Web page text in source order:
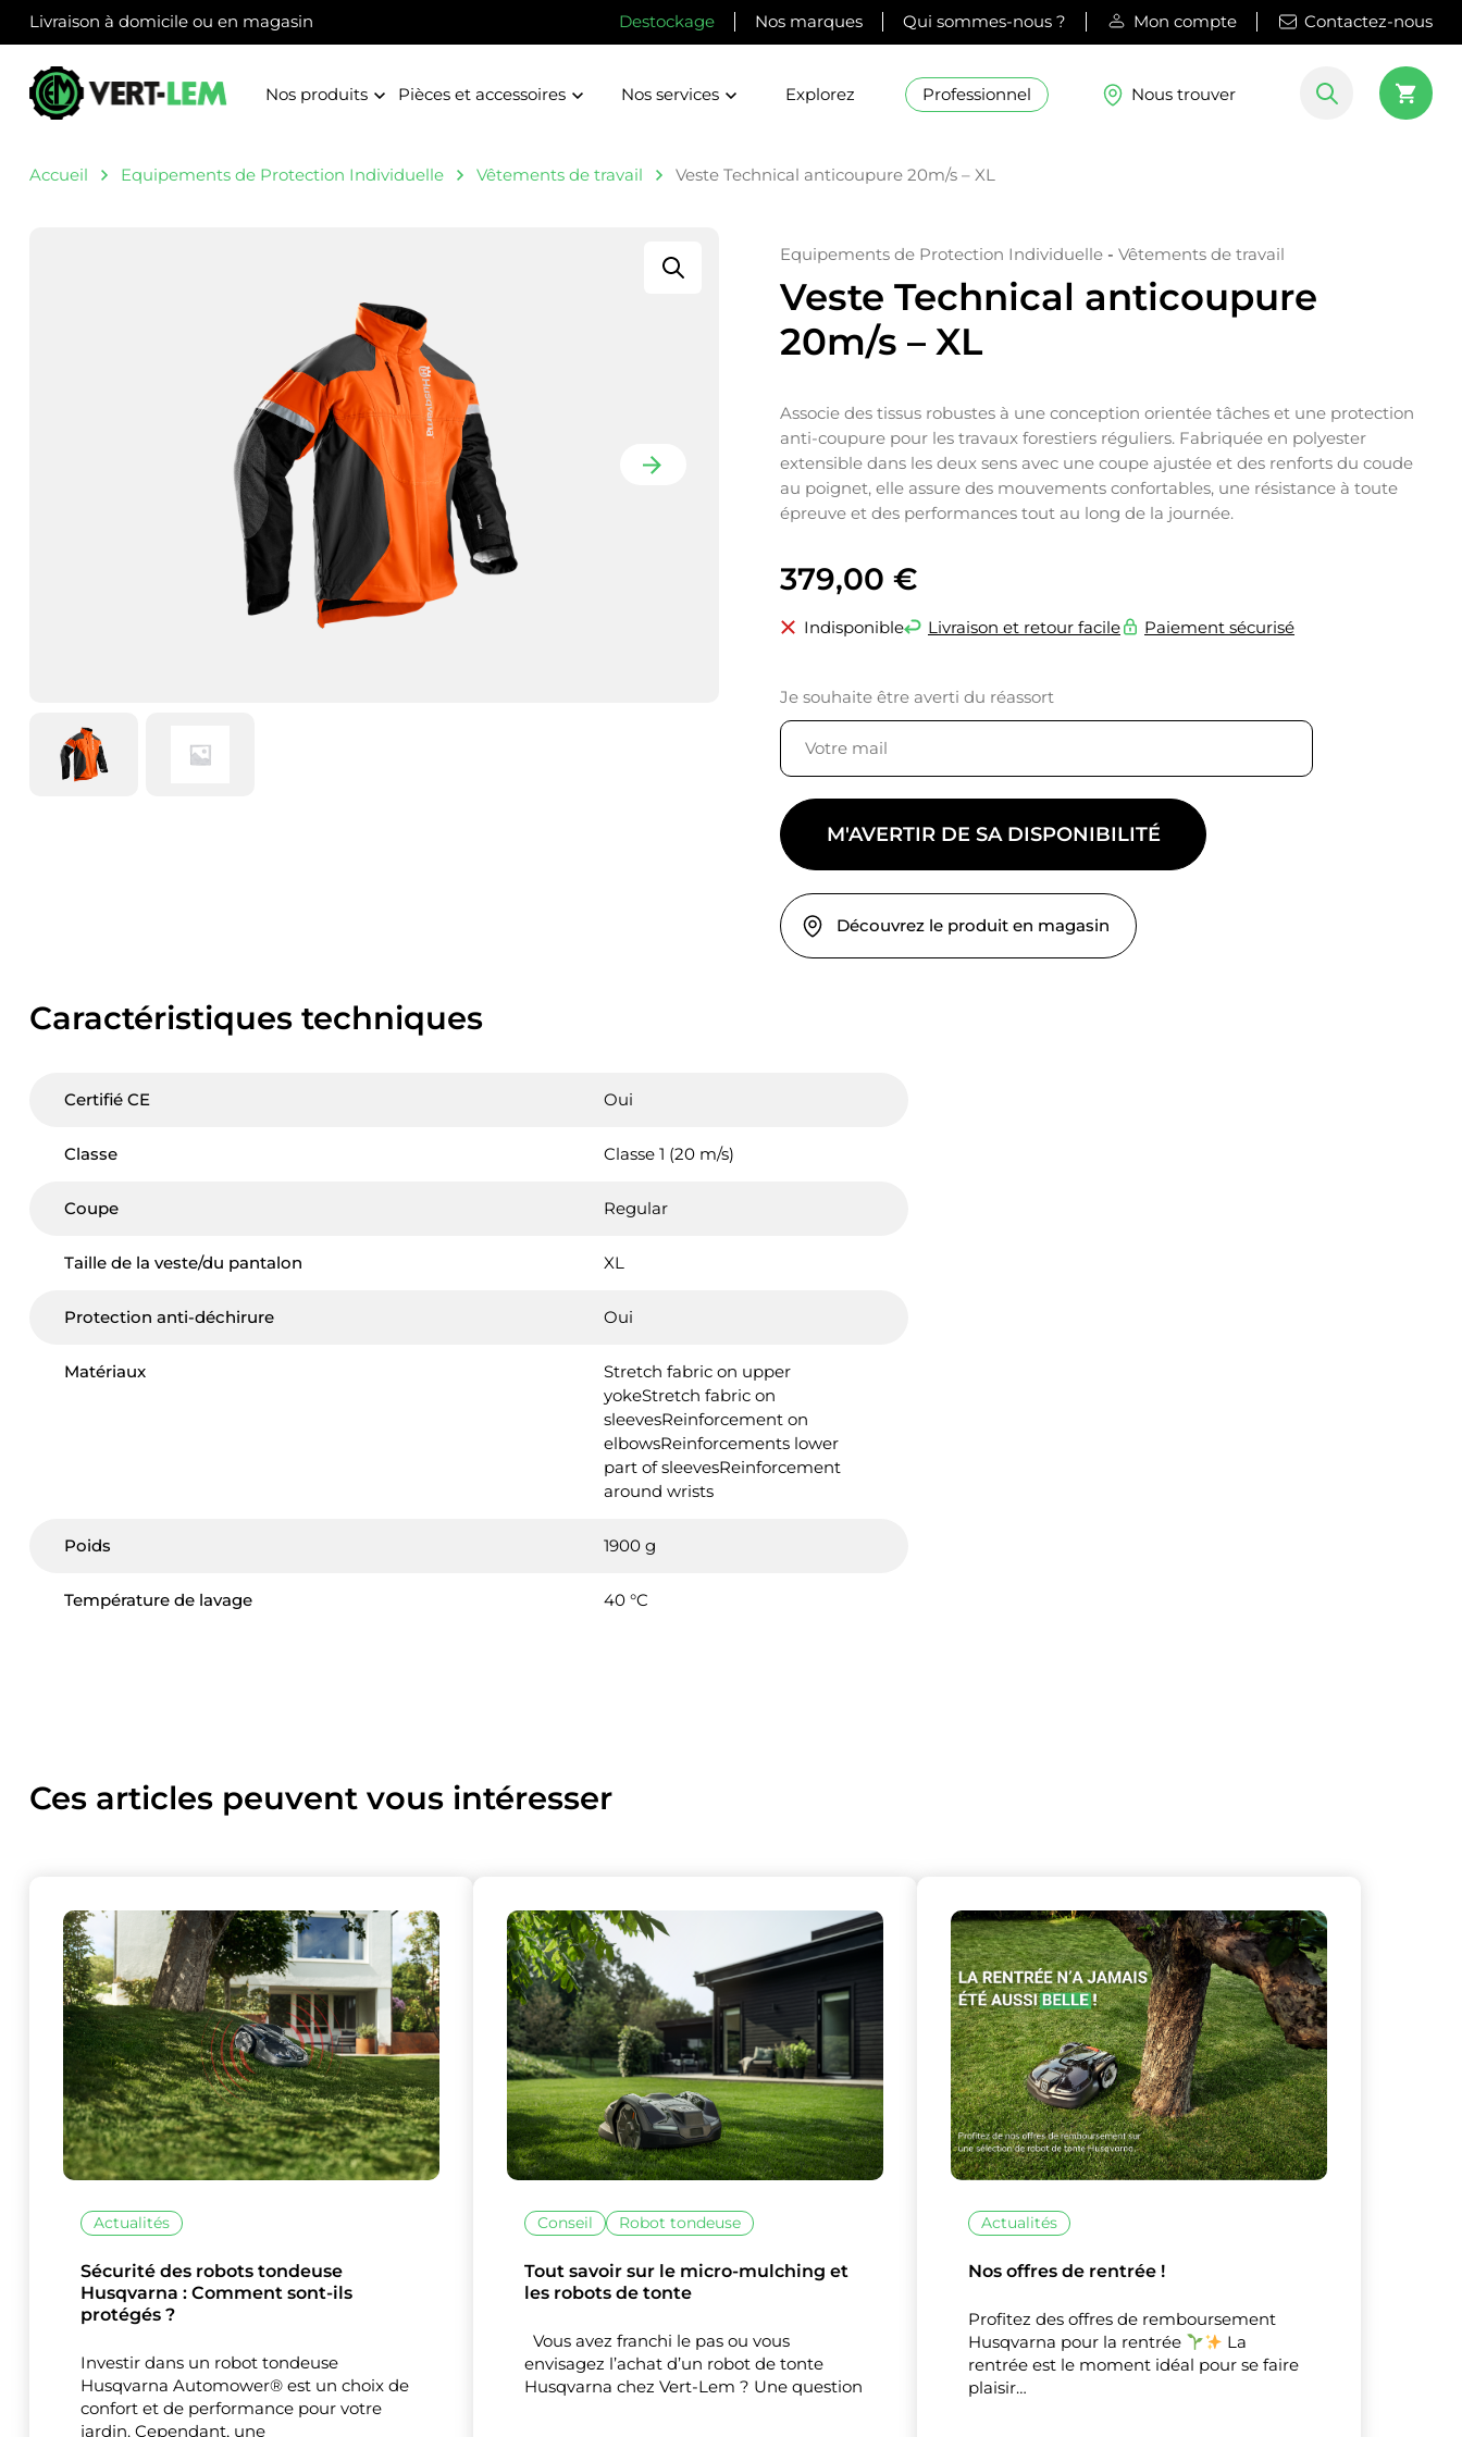
Ce site utilise des cookies et vous donne le contrôle sur ceux que
vous souhaitez activer
Nos partenaires(1)
Mesure d'audience
Tout accepter Tout refuser Personnaliser
XMasquer le bandeau
Livraison à domicile ou en magasin Destockage Nos marques Qui sommes-nous ? Mon compte Contactez-nous
Nos produits Pièces et accessoires Nos services Explorez Professionnel Nous trouver
Accueil Equipements de Protection Individuelle Vêtements de travail Veste Technical anticoupure 20m/s – XL
Equipements de Protection Individuelle - Vêtements de travail
Veste Technical anticoupure
20m/s – XL
Associe des tissus robustes à une conception orientée tâches et une protection
anti-coupure pour les travaux forestiers réguliers. Fabriquée en polyester
extensible dans les deux sens avec une coupe ajustée et des renforts du coude
au poignet, elle assure des mouvements confortables, une résistance à toute
épreuve et des performances tout au long de la journée.
379,00 €
Indisponible Livraison et retour facile Paiement sécurisé
Je souhaite être averti du réassort
M'AVERTIR DE SA DISPONIBILITÉ
Découvrez le produit en magasin
Caractéristiques techniques
Certifié CE Oui
Classe Classe 1 (20 m/s)
Coupe Regular
Taille de la veste/du pantalon XL
Protection anti-déchirure Oui
Matériaux
Stretch fabric on upper
yokeStretch fabric on
sleevesReinforcement on
elbowsReinforcements lower
part of sleevesReinforcement
around wrists
Poids 1900 g
Température de lavage 40 °C
Ces articles peuvent vous intéresser
Actualités
Sécurité des robots tondeuse
Husqvarna : Comment sont-ils
protégés ?
Investir dans un robot tondeuse
Husqvarna Automower® est un choix de
confort et de performance pour votre
jardin. Cependant, une
Conseil Robot tondeuse
Tout savoir sur le micro-mulching et
les robots de tonte
Vous avez franchi le pas ou vous
envisagez l’achat d’un robot de tonte
Husqvarna chez Vert-Lem ? Une question
Actualités
Nos offres de rentrée !
Profitez des offres de remboursement
Husqvarna pour la rentrée
La
rentrée est le moment idéal pour se faire
plaisir…